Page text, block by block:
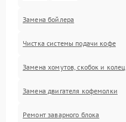
Замена бойлера
Чистка системы подачи кофе
Замена хомутов, скобок и колец
Замена двигателя кофемолки
Ремонт заварного блока